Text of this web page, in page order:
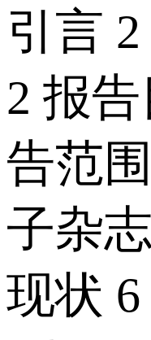
引言
2 报
告范
子杂
现状